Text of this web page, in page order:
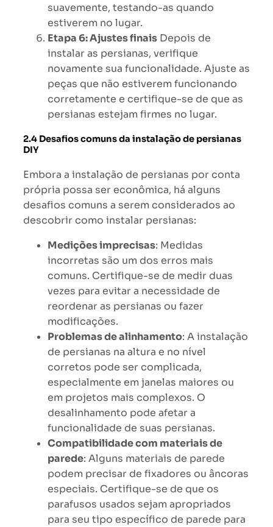
suavemente, testando-as quando
estiverem no lugar.
Etapa 6: Ajustes finais Depois de
instalar as persianas, verifique
novamente sua funcionalidade. Ajuste as
peças que não estiverem funcionando
corretamente e certifique-se de que as
persianas estejam firmes no lugar.
2.4 Desafios comuns da instalação de persianas
DIY
Embora a instalação de persianas por conta
própria possa ser econômica, há alguns
desafios comuns a serem considerados ao
descobrir como instalar persianas:
Medições imprecisas: Medidas
incorretas são um dos erros mais
comuns. Certifique-se de medir duas
vezes para evitar a necessidade de
reordenar as persianas ou fazer
modificações.
Problemas de alinhamento: A instalação
de persianas na altura e no nível
corretos pode ser complicada,
especialmente em janelas maiores ou
em projetos mais complexos. O
desalinhamento pode afetar a
funcionalidade de suas persianas.
Compatibilidade com materiais de
parede: Alguns materiais de parede
podem precisar de fixadores ou âncoras
especiais. Certifique-se de que os
parafusos usados sejam apropriados
para seu tipo específico de parede para